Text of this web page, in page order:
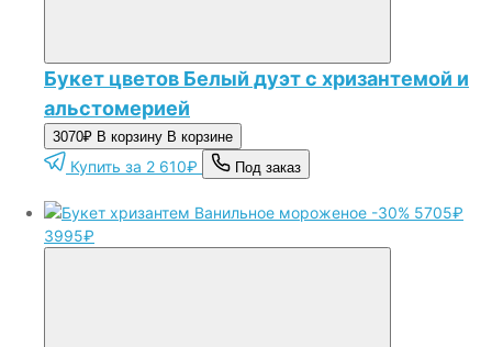
Букет цветов Белый дуэт с хризантемой и
альстомерией
3070₽ В корзину В корзине
Купить за 2 610₽ Под заказ
-30% 5705₽
3995₽